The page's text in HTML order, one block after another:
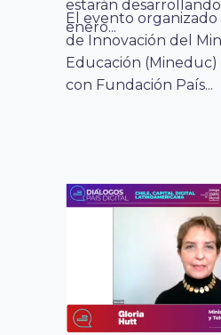
El evento
de Innovación del
Educación
con Fundación País...
estarán
enero...